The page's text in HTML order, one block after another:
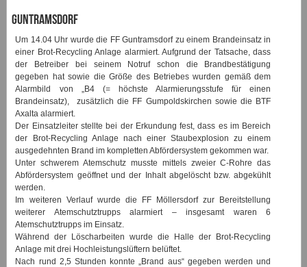
Guntramsdorf
Um 14.04 Uhr wurde die FF Guntramsdorf zu einem Brandeinsatz in
einer Brot-Recycling Anlage alarmiert. Aufgrund der Tatsache, dass
der Betreiber bei seinem Notruf schon die Brandbestätigung
gegeben hat sowie die Größe des Betriebes wurden gemäß dem
Alarmbild von „B4 (= höchste Alarmierungsstufe für einen
Brandeinsatz), zusätzlich die FF Gumpoldskirchen sowie die BTF
Axalta alarmiert.
Der Einsatzleiter stellte bei der Erkundung fest, dass es im Bereich
der Brot-Recycling Anlage nach einer Staubexplosion zu einem
ausgedehnten Brand im kompletten Abfördersystem gekommen war.
Unter schwerem Atemschutz musste mittels zweier C-Rohre das
Abfördersystem geöffnet und der Inhalt abgelöscht bzw. abgekühlt
werden.
Im weiteren Verlauf wurde die FF Möllersdorf zur Bereitstellung
weiterer Atemschutztrupps alarmiert – insgesamt waren 6
Atemschutztrupps im Einsatz.
Während der Löscharbeiten wurde die Halle der Brot-Recycling
Anlage mit drei Hochleistungslüftern belüftet.
Nach rund 2,5 Stunden konnte „Brand aus“ gegeben werden und